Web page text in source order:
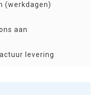
(werkdagen)
aan
levering